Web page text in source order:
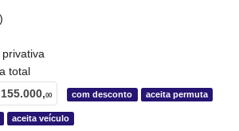
privativa
total
00 com desconto aceita permuta
aceita veículo